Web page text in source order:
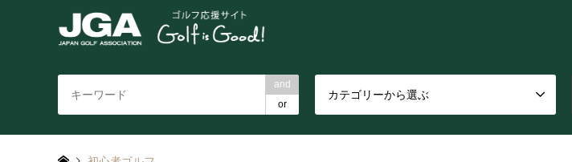
and
or
カテゴリーから選ぶ